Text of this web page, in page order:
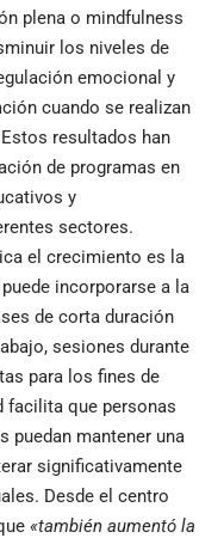
plena o mindfulness
los niveles de
emocional y
cuando se realizan
resultados han
de programas en
y
sectores.
el crecimiento es la
incorporarse a la
de corta duración
sesiones durante
para los fines de
facilita que personas
puedan mantener una
significativamente
Desde el centro
«también aumentó la